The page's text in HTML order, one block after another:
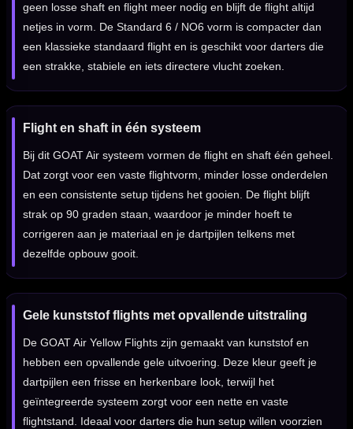
geen losse shaft en flight meer nodig en blijft de flight altijd
netjes in vorm. De Standard 6 / NO6 vorm is compacter dan
een klassieke standaard flight en is geschikt voor darters die
een strakke, stabiele en iets directere vlucht zoeken.
Flight en shaft in één systeem
Bij dit GOAT Air systeem vormen de flight en shaft één geheel.
Dat zorgt voor een vaste flightvorm, minder losse onderdelen
en een consistente setup tijdens het gooien. De flight blijft
strak op 90 graden staan, waardoor je minder hoeft te
corrigeren aan je materiaal en je dartpijlen telkens met
dezelfde opbouw gooit.
Gele kunststof flights met opvallende uitstraling
De GOAT Air Yellow Flights zijn gemaakt van kunststof en
hebben een opvallende gele uitvoering. Deze kleur geeft je
dartpijlen een frisse en herkenbare look, terwijl het
geïntegreerde systeem zorgt voor een nette en vaste
flightstand. Ideaal voor darters die hun setup willen voorzien